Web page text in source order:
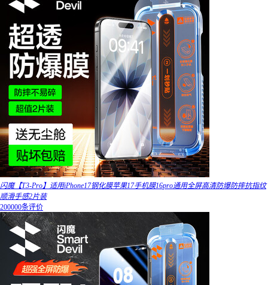
闪魔【T3-Pro】适用iPhone17钢化膜苹果17手机膜16pro通用全屏高清防爆防摔抗指纹
顺滑手感2片装
200000条评价